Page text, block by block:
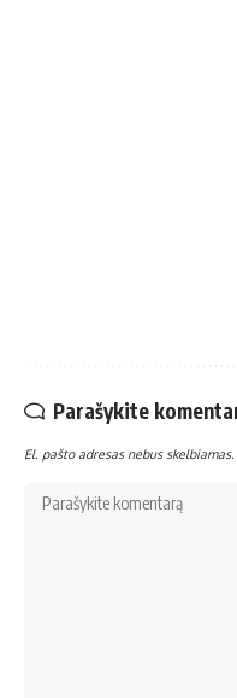
Parašykite
El. pašto adresas nebus skelbiamas.